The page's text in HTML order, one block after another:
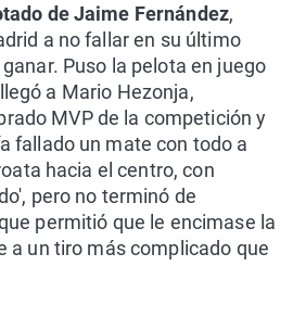
de Jaime Fernández,
a no fallar en su último
Puso la pelota en juego
a Mario Hezonja,
MVP de la competición y
fallado un mate con todo a
hacia el centro, con
pero no terminó de
permitió que le encimase la
a un tiro más complicado que